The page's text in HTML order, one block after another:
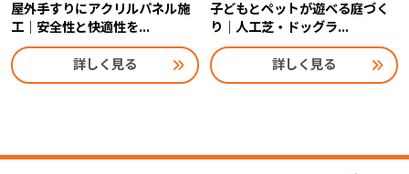
屋外手すりにアクリルパネル施
工｜安全性と快適性を...
詳しく見る
子どもとペットが遊べる庭づく
り｜人工芝・ドッグラ...
詳しく見る